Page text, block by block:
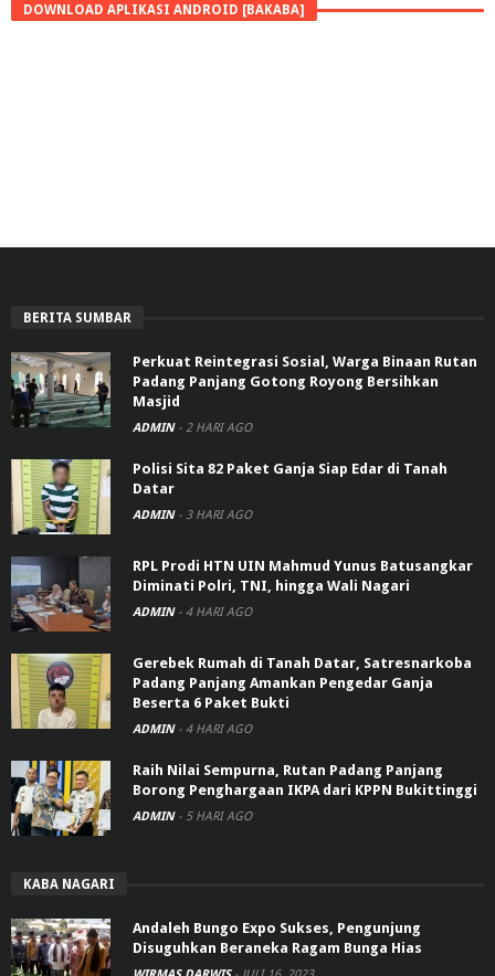
DOWNLOAD APLIKASI ANDROID [BAKABA]
BERITA SUMBAR
Perkuat Reintegrasi Sosial, Warga Binaan Rutan
Padang Panjang Gotong Royong Bersihkan
Masjid
ADMIN - 2 HARI AGO
Polisi Sita 82 Paket Ganja Siap Edar di Tanah
Datar
ADMIN - 3 HARI AGO
RPL Prodi HTN UIN Mahmud Yunus Batusangkar
Diminati Polri, TNI, hingga Wali Nagari
ADMIN - 4 HARI AGO
Gerebek Rumah di Tanah Datar, Satresnarkoba
Padang Panjang Amankan Pengedar Ganja
Beserta 6 Paket Bukti
ADMIN - 4 HARI AGO
Raih Nilai Sempurna, Rutan Padang Panjang
Borong Penghargaan IKPA dari KPPN Bukittinggi
ADMIN - 5 HARI AGO
KABA NAGARI
Andaleh Bungo Expo Sukses, Pengunjung
Disuguhkan Beraneka Ragam Bunga Hias